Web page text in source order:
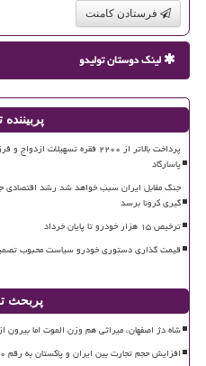
فرستادن کامنت
لینک دوستان تولیدو
پاسارگاد
جنگ مقابل ایران سبب خواهد شد رشد اقتصادی
گیری کرونا برسد
ترخیص ۱۵ هزار خودرو تا پایان خرداد
قیمت گذاری دستوری خودرو سیاست محبوب تصمیم
پربحث
شاه دژ اصفهان، میراثی هم وزن الموت اما بیرون
افزایش حجم تجارت بین ایران و پاکستان به رقم ۱۰ میلیارد دلار